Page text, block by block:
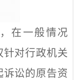
在一般情况
对行政机关
讼的原告资